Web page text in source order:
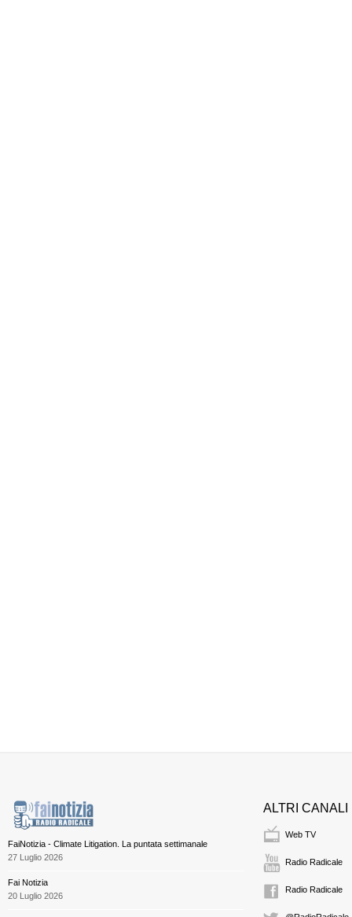
FaiNotizia - Climate Litigation. La puntata settimanale
27 Luglio 2026
Fai Notizia
20 Luglio 2026
ALTRI CANALI
Web TV
Radio Radicale
Radio Radicale